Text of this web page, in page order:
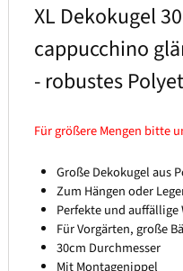
XL Dekokugel
cappucchino
- robustes
Für größere Mengen bitte
Große Dekokugel aus
Zum Hängen oder
Perfekte und
Für Vorgärten, große
30cm Durchmesser